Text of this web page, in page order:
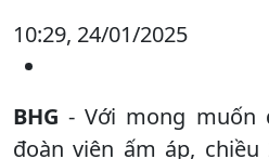
10:29, 24/01/2025
BHG- Với mong muốn
đoàn viên ấm áp, chiều